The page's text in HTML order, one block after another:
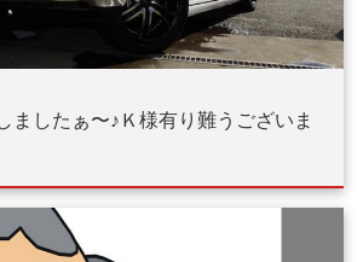
ましたぁ〜♪Ｋ様有り難うございま